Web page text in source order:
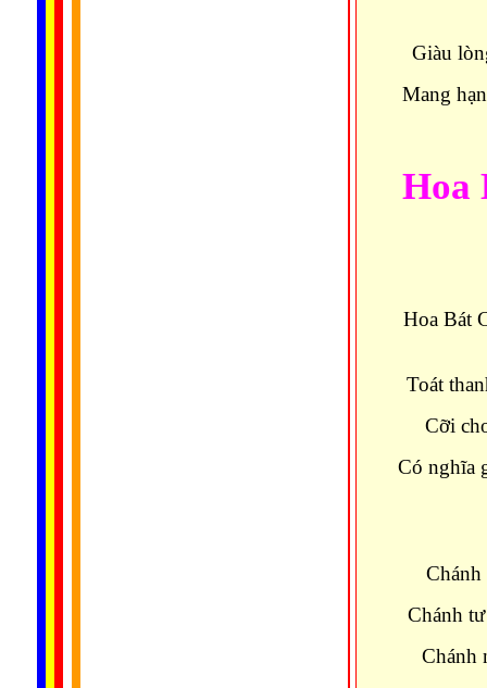
Giàu
Mang
Hoa
Hoa Bát
Toát
Cỡi
Có nghĩa
Chánh
Chánh